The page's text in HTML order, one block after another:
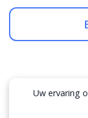
Meer over
Uw ervaring